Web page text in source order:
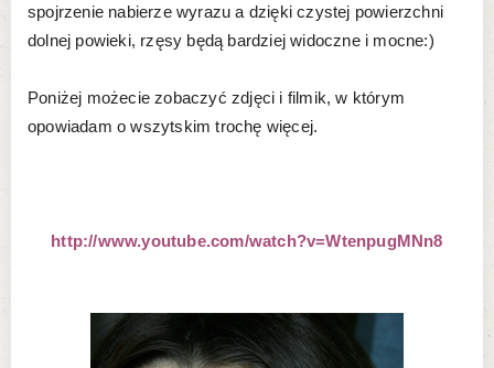
spojrzenie nabierze wyrazu a dzięki czystej powierzchni
dolnej powieki, rzęsy będą bardziej widoczne i mocne:)
Poniżej możecie zobaczyć zdjęci i filmik, w którym
opowiadam o wszytskim trochę więcej.
http://www.youtube.com/watch?v=WtenpugMNn8